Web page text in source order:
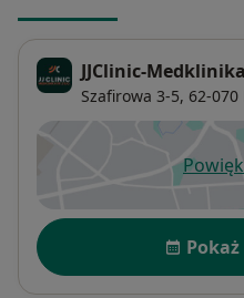
JJClinic-
Szafirowa 3-5, 62-070
Dostępność